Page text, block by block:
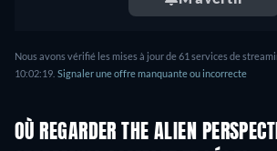
Nous avons vérifié les mises à jour de 61 services de
10:02:19. Signaler une offre manquante ou incorrecte
OÙ REGARDER THE ALIEN